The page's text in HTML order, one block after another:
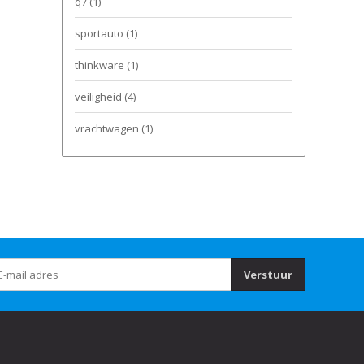
sportauto (1)
thinkware (1)
veiligheid (4)
vrachtwagen (1)
Verstuur